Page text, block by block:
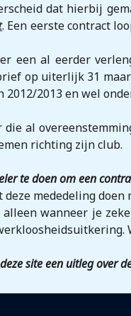
dat hierbij
. Een eerste contract
een al eerder
op uiterlijk 31
2012/2013 en wel
die al
richting zijn club.
te doen om een
deze mededeling
wanneer je
site een uitleg over